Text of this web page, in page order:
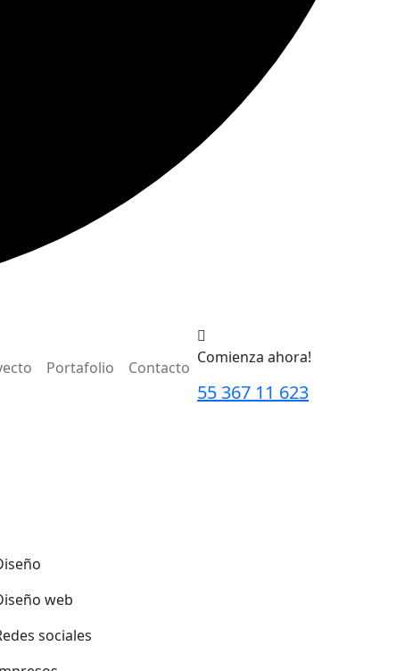
Portafolio Contacto
Comienza ahora!
55 367 11 623
web
sociales